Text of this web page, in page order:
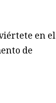
en el
de